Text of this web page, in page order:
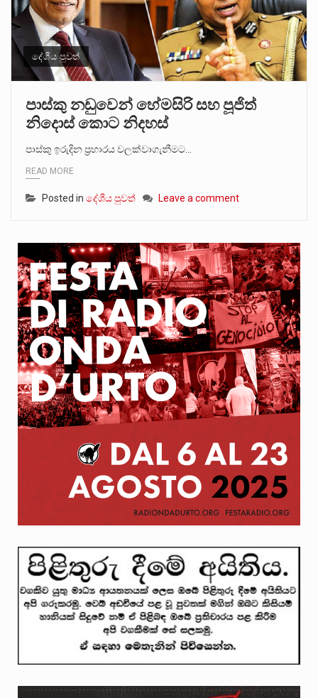
දේශීය පුවත්
පාස්කු නඩුවෙන් හේමසිරි සහ පූජිත්
නිදොස් කොට නිදහස්
පාස්කු ඉරුදින ප්‍රහාරය වලක්වාගැනීමට…
READ MORE
Posted in දේශීය පුවත් Leave a comment